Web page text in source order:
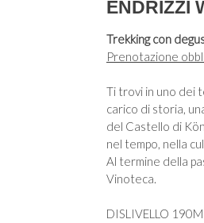
ENDRIZZI
Trekking con
Prenotazione
Ti trovi in uno dei
carico di storia,
del Castello di
nel tempo, nella
Al termine della
Vinoteca.
DISLIVELLO 190M